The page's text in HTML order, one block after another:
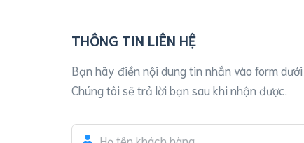
THÔNG TIN LIÊN HỆ
Bạn hãy điền nội dung tin nhắn vào form
Chúng tôi sẽ trả lời bạn sau khi nhận được.